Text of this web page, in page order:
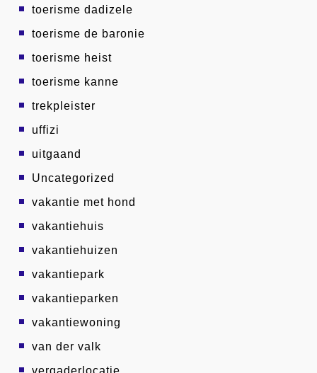
toerisme dadizele
toerisme de baronie
toerisme heist
toerisme kanne
trekpleister
uffizi
uitgaand
Uncategorized
vakantie met hond
vakantiehuis
vakantiehuizen
vakantiepark
vakantieparken
vakantiewoning
van der valk